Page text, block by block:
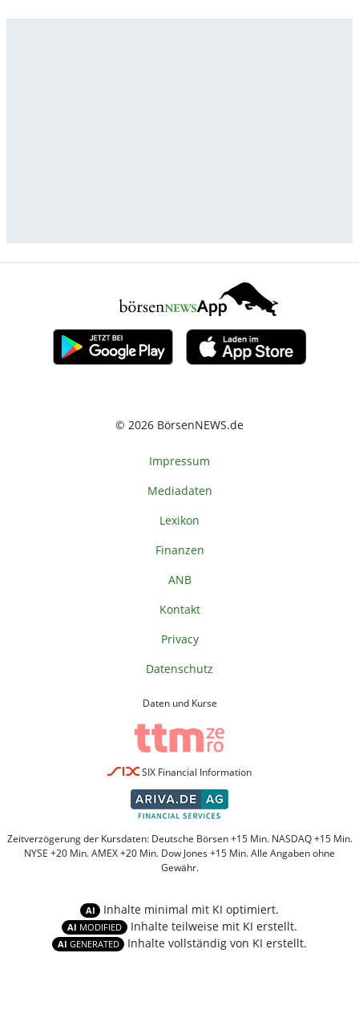
© 2026 BörsenNEWS.de
Impressum
Mediadaten
Lexikon
Finanzen
ANB
Kontakt
Privacy
Datenschutz
Daten und Kurse
SIX Financial Information
Zeitverzögerung der Kursdaten: Deutsche Börsen +15 Min. NASDAQ +15 Min.
NYSE +20 Min. AMEX +20 Min. Dow Jones +15 Min. Alle Angaben ohne
Gewähr.
AI Inhalte minimal mit KI optimiert.
AI MODIFIED Inhalte teilweise mit KI erstellt.
AI GENERATED Inhalte vollständig von KI erstellt.